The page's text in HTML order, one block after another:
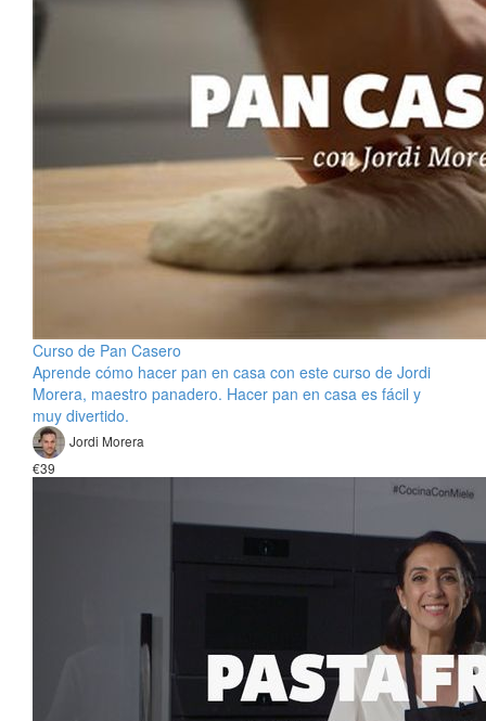
Curso de Pan Casero
Aprende cómo hacer pan en casa con este curso de Jordi
Morera, maestro panadero. Hacer pan en casa es fácil y
muy divertido.
Jordi Morera
€39